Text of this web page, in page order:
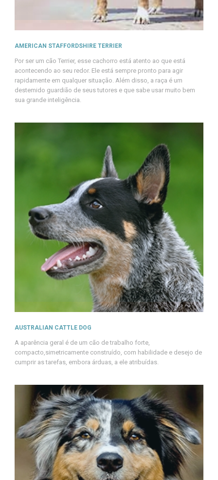
AMERICAN STAFFORDSHIRE TERRIER
Por ser um cão Terrier, esse cachorro está atento ao que está
acontecendo ao seu redor. Ele está sempre pronto para agir
rapidamente em qualquer situação. Além disso, a raça é um
destemido guardião de seus tutores e que sabe usar muito bem
sua grande inteligência.
AUSTRALIAN CATTLE DOG
A aparência geral é de um cão de trabalho forte,
compacto,simetricamente construído, com habilidade e desejo de
cumprir as tarefas, embora árduas, a ele atribuídas.